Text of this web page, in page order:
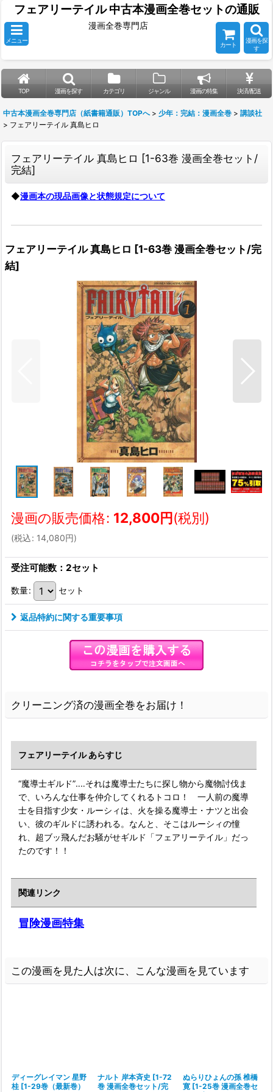
フェアリーテイル 中古本漫画全巻セットの通販
メニュー
漫画全巻専門店
カート
漫画を探
す
TOP 漫画を探す カテゴリ ジャンル 漫画の特集 決済/配送
中古本漫画全巻専門店（紙書籍通販）TOPへ > 少年：完結：漫画全巻 > 講談社
> フェアリーテイル 真島ヒロ
フェアリーテイル 真島ヒロ [1-63巻 漫画全巻セット/
完結]
◆漫画本の現品画像と状態規定について
フェアリーテイル 真島ヒロ [1-63巻 漫画全巻セット/完
結]
漫画の販売価格: 12,800円(税別)
(税込: 14,080円)
受注可能数：2セット
数量: セット
返品特約に関する重要事項
クリーニング済の漫画全巻をお届け！
フェアリーテイル あらすじ
“魔導士ギルド”‥‥それは魔導士たちに探し物から魔物討伐ま
で、いろんな仕事を仲介してくれるトコロ！ 一人前の魔導
士を目指す少女・ルーシィは、火を操る魔導士・ナツと出会
い、彼のギルドに誘われる。なんと、そこはルーシィの憧
れ、超ブッ飛んだお騒がせギルド「フェアリーテイル」だっ
たのです！！
関連リンク
冒険漫画特集
この漫画を見た人は次に、こんな漫画を見ています
ディーグレイマン 星野
桂 [1-29巻（最新巻）
ナルト 岸本斉史 [1-72
巻 漫画全巻セット/完
ぬらりひょんの孫 椎橋
寛 [1-25巻 漫画全巻セ